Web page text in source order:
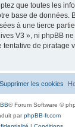
que toutes les
base de données.
à une tierce
V3 », ni phpBB
de piratage
Supprimer les cookies
® Forum Software ©
parphpBB-fr.com